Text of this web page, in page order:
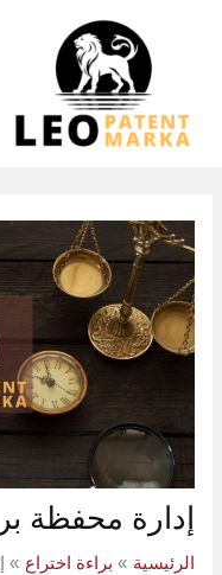
إدارة محفظة
الرئيسية براءة اختراع